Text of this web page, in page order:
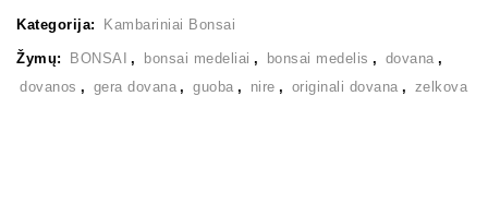
Kategorija: Kambariniai Bonsai
Žymų: BONSAI , bonsai medeliai , bonsai medelis , dovana ,
dovanos , gera dovana , guoba , nire , originali dovana , zelkova